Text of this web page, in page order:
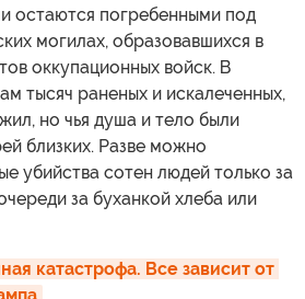
остаются погребенными под
могилах, образовавшихся в
оккупационных войск. В
тысяч раненых и искалеченных,
но чья душа и тело были
близких. Разве можно
убийства сотен людей только за
за буханкой хлеба или
катастрофа. Все зависит от